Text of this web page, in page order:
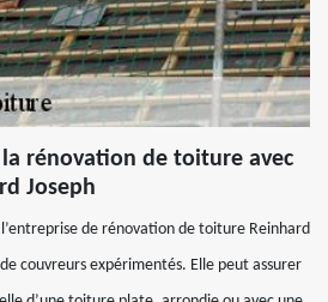
rénovation de toiture avec
Joseph
de rénovation de toiture Reinhard
couvreurs expérimentés. Elle peut assurer